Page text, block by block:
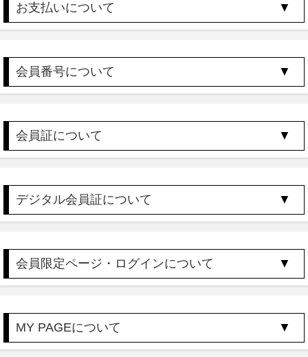
お支払いについて
会員番号について
会員証について
デジタル会員証について
会員限定ページ・ログインについて
MY PAGEについて